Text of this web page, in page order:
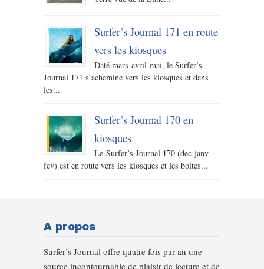
Surfer’s Journal 171 en route
vers les kiosques
Daté mars-avril-mai, le Surfer’s
Journal 171 s’achemine vers les kiosques et dans
les...
Surfer’s Journal 170 en
kiosques
Le Surfer’s Journal 170 (dec-janv-
fev) est en route vers les kiosques et les boites...
A propos
Surfer’s Journal offre quatre fois par an une
source incontournable de plaisir de lecture et de